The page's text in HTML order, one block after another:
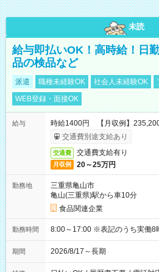
未読
給与即払いOK！高時給！日
品の検品など
派遣 職種未経験OK 社会人未経験OK
WEB登録・面接OK
給与
時給1400円 【月収例】
交通費別途支給あり
交通費 交通費支給有り
月収例 20～25万円
勤務地
三重県亀山市
亀山(三重県)駅から車10分
食品関連企業
勤務時間 8:00～17:00 ※表記のうち実
期間 2026/8/17～長期